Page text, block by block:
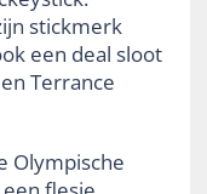
stickmerk
een deal sloot
Terrance
Olympische